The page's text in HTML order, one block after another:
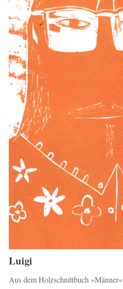
Luigi
Aus dem Holzschnittbuch »Männer«